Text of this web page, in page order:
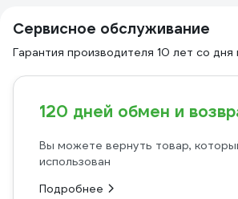
Сервисное обслуживание
Гарантия производителя 10 лет со дня
120 дней обмен и
Вы можете вернуть товар,
использован
Подробнее